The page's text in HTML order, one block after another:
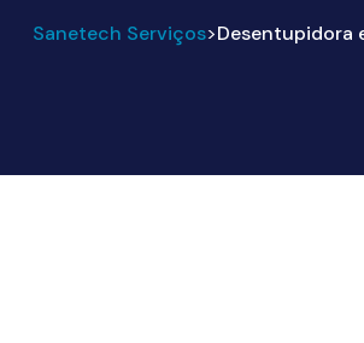
Sanetech Serviços>Desentupidora